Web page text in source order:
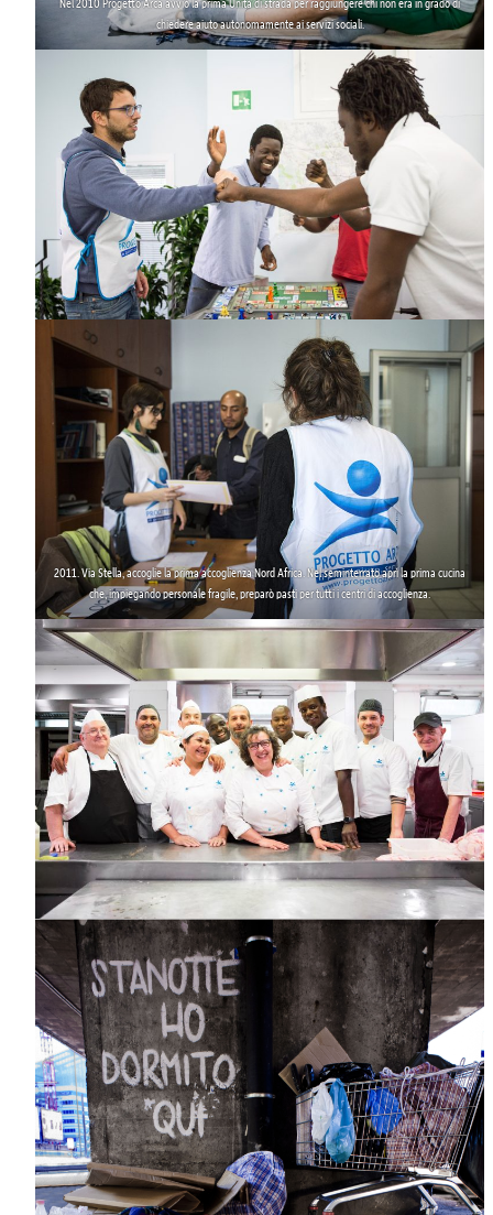
Nel 2010 Progetto Arca avviò laprima Unità di stradaper raggiungere chi non era in grado di
chiedere aiuto autonomamente ai servizi sociali.
2011. Via Stella,accoglie la primaaccoglienzaNord Africa. Nel seminterrato aprì la prima cucina
che, impiegando personale fragile, preparò pasti per tutti i centri di accoglienza.